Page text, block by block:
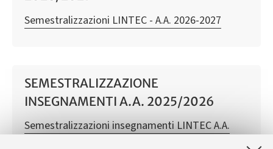
Semestralizzazioni LINTEC - A.A. 2026-2027
SEMESTRALIZZAZIONE
INSEGNAMENTI A.A. 2025/2026
Semestralizzazioni insegnamenti LINTEC A.A.